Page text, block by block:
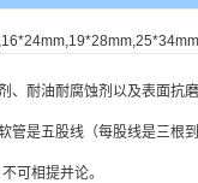
耐油耐腐蚀剂以及表面抗磨
是五股线（每股线是三根
可相提并论。